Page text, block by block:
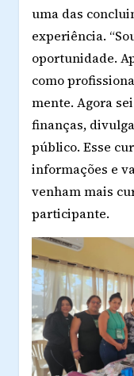
uma das
experiência.
oportunidade.
como
mente. Agora
finanças,
público. Esse
informações e
venham mais
participante.